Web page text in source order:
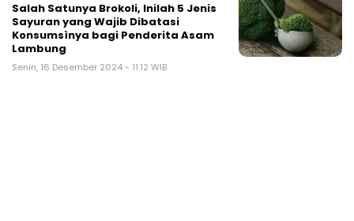
Salah Satunya Brokoli, Inilah 5 Jenis
Sayuran yang Wajib Dibatasi
Konsumsìnya bagi Penderita Asam
Lambung
Senin, 16 Desember 2024 - 11:12 WIB